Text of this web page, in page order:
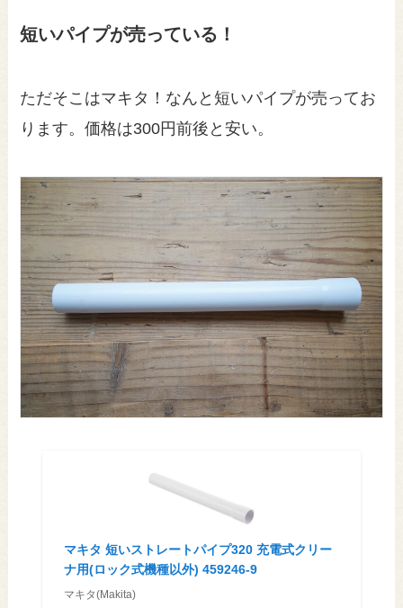
短いパイプが売っている！
ただそこはマキタ！なんと短いパイプが売ってお
ります。価格は300円前後と安い。
マキタ 短いストレートパイプ320 充電式クリー
ナ用(ロック式機種以外) 459246-9
マキタ(Makita)